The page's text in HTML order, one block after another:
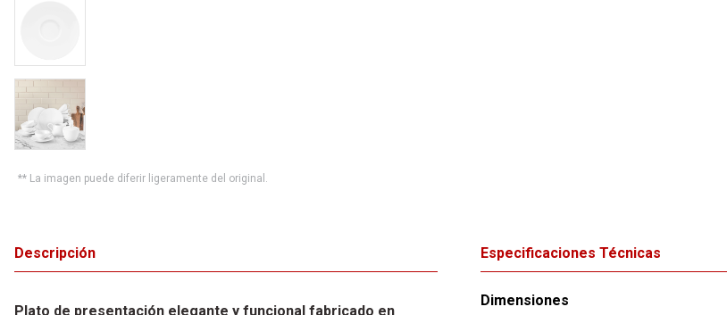
** La imagen puede diferir ligeramente del original.
Descripción
Plato de presentación elegante y funcional fabricado en
Especificaciones Técnicas
Dimensiones